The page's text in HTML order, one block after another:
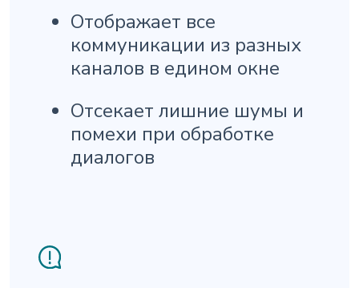
Отображает все
коммуникации из разных
каналов в едином окне
Отсекает лишние шумы и
помехи при обработке
диалогов